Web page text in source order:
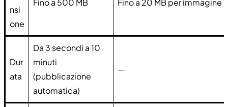
nsi
one
Fino a 500 MB Fino a 20 MB per immagine
Dur
ata
Da 3 secondi a 10
minuti
(pubblicazione
automatica)
—